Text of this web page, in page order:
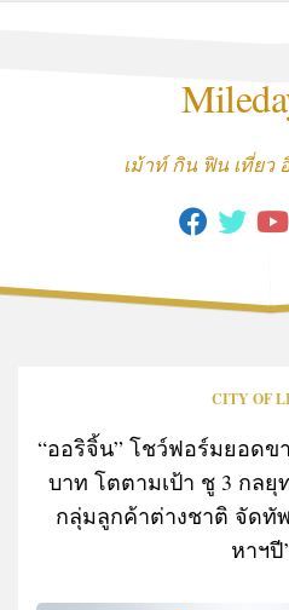
เม้าท์ กิน ฟิน เที่ยว
CITY OF
“ออริจิ้น” โชว์ฟอร์มยอดข
บาท โตตามเป้า ชู 3 กลยุ
กลุ่มลูกค้าต่างชาติ จัดทั
หาฯปี